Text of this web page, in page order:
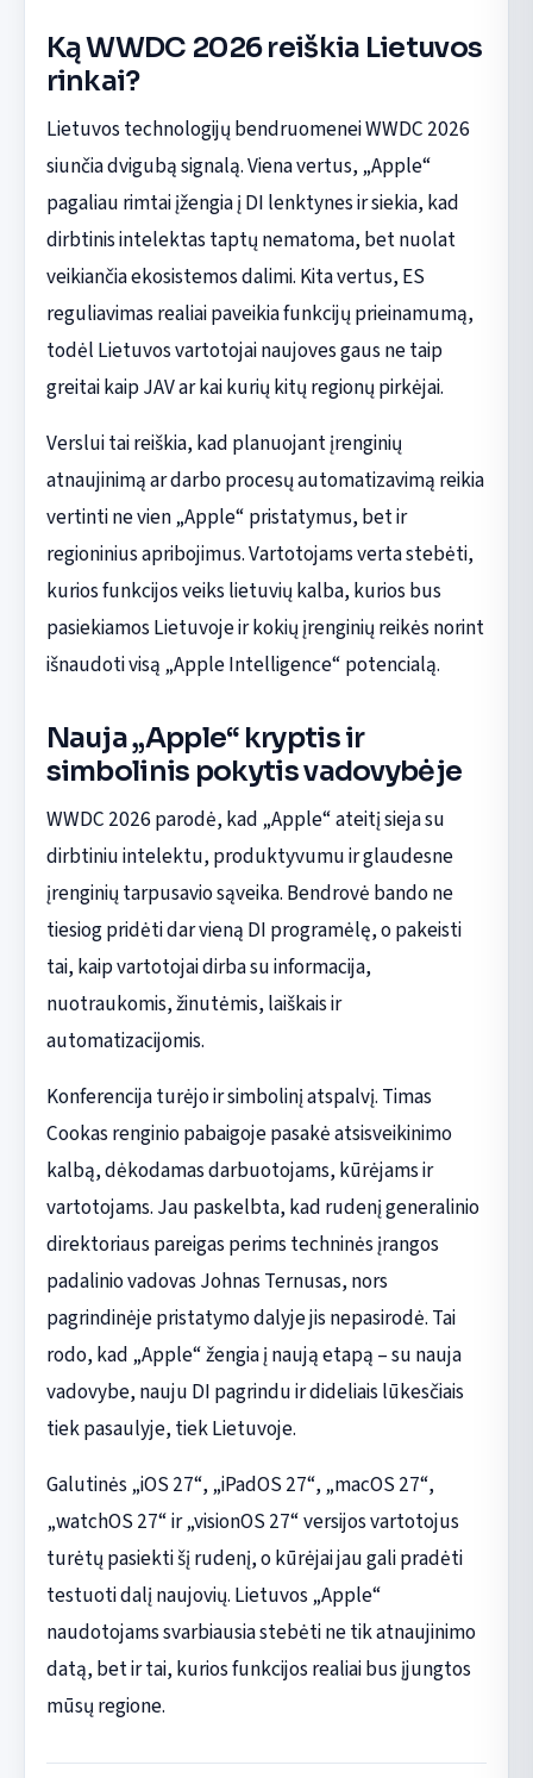
Ką WWDC 2026 reiškia Lietuvos
rinkai?
Lietuvos technologijų bendruomenei WWDC 2026
siunčia dvigubą signalą. Viena vertus, „Apple“
pagaliau rimtai įžengia į DI lenktynes ir siekia, kad
dirbtinis intelektas taptų nematoma, bet nuolat
veikiančia ekosistemos dalimi. Kita vertus, ES
reguliavimas realiai paveikia funkcijų prieinamumą,
todėl Lietuvos vartotojai naujoves gaus ne taip
greitai kaip JAV ar kai kurių kitų regionų pirkėjai.
Verslui tai reiškia, kad planuojant įrenginių
atnaujinimą ar darbo procesų automatizavimą reikia
vertinti ne vien „Apple“ pristatymus, bet ir
regioninius apribojimus. Vartotojams verta stebėti,
kurios funkcijos veiks lietuvių kalba, kurios bus
pasiekiamos Lietuvoje ir kokių įrenginių reikės norint
išnaudoti visą „Apple Intelligence“ potencialą.
Nauja „Apple“ kryptis ir
simbolinis pokytis vadovybėje
WWDC 2026 parodė, kad „Apple“ ateitį sieja su
dirbtiniu intelektu, produktyvumu ir glaudesne
įrenginių tarpusavio sąveika. Bendrovė bando ne
tiesiog pridėti dar vieną DI programėlę, o pakeisti
tai, kaip vartotojai dirba su informacija,
nuotraukomis, žinutėmis, laiškais ir
automatizacijomis.
Konferencija turėjo ir simbolinį atspalvį. Timas
Cookas renginio pabaigoje pasakė atsisveikinimo
kalbą, dėkodamas darbuotojams, kūrėjams ir
vartotojams. Jau paskelbta, kad rudenį generalinio
direktoriaus pareigas perims techninės įrangos
padalinio vadovas Johnas Ternusas, nors
pagrindinėje pristatymo dalyje jis nepasirodė. Tai
rodo, kad „Apple“ žengia į naują etapą – su nauja
vadovybe, nauju DI pagrindu ir dideliais lūkesčiais
tiek pasaulyje, tiek Lietuvoje.
Galutinės „iOS 27“, „iPadOS 27“, „macOS 27“,
„watchOS 27“ ir „visionOS 27“ versijos vartotojus
turėtų pasiekti šį rudenį, o kūrėjai jau gali pradėti
testuoti dalį naujovių. Lietuvos „Apple“
naudotojams svarbiausia stebėti ne tik atnaujinimo
datą, bet ir tai, kurios funkcijos realiai bus įjungtos
mūsų regione.